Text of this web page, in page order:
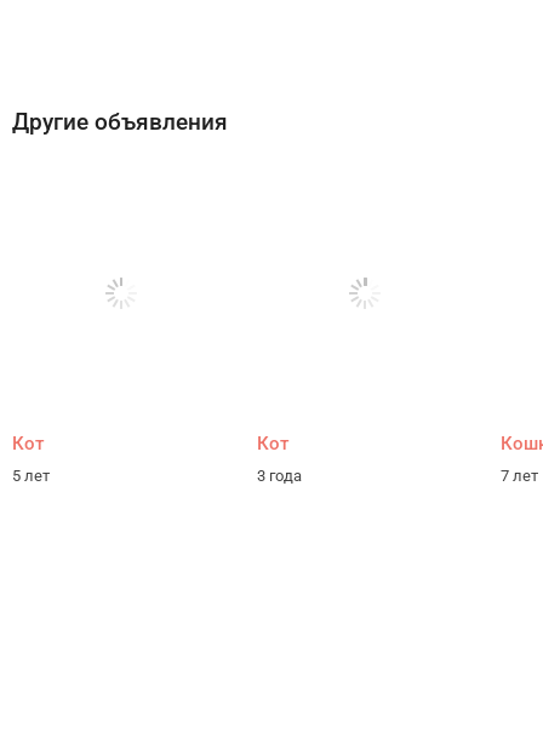
Другие объявления
Кот
5 лет
Кот
3 года 7 лет